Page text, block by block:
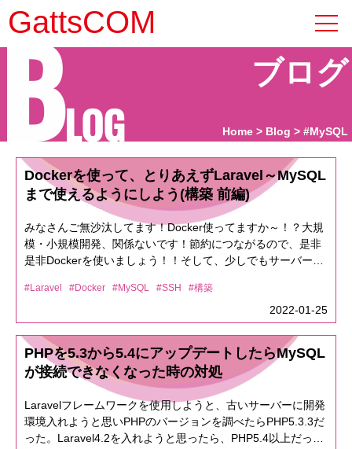
GattsCOM
ブログ
BLOG Home Blog #MySQL
Dockerを使って、とりあえずLaravel～MySQL
まで使えるようにしよう(構築 前編)
みなさんご無沙汰してます！Docker使ってますか～！？大規
模・小規模開発、関係ないです！節約につながるので、是非
是非Dockerを使いましょう！！そして、少しでもサーバー構
Windowsだと、すんなりインストールできる人とできない人
が居るかもです。Windowsでつまずいた人は、ここらへん見
るといいかも。Windows 10 + WSL 2 でDocker環境を構築す
る（Docker Desktop有料化対策）Windows docker起動エラ
ー（WSL2 利用）今回の記事では、サーバー知識なくてもと
りあえず、この手順通りやれば構築できるよ！？って感じで
お伝えできたらと思います～！！まずは、Dockerがないと話
しにならない！Dockerをインストールしましょう！（あ、
Docker＝ドッカーって読むみたいです）Docker公式サイト公
式サイトを開いたら右上にある『Get Started』へ移動しまし
#Laravel #Docker #MySQL #SSH #構築
2022-01-25
PHPを5.3から5.4にアップデートしたらMySQL
が接続できなくなった時の対処
Laravelフレームワークを使用しようと、古いサーバーに開発
環境入れようと思いPHPのバージョンを調べたらPHP5.3.3だ
った。Laravel4.2を入れようと思ったら、PHP5.4以上だった